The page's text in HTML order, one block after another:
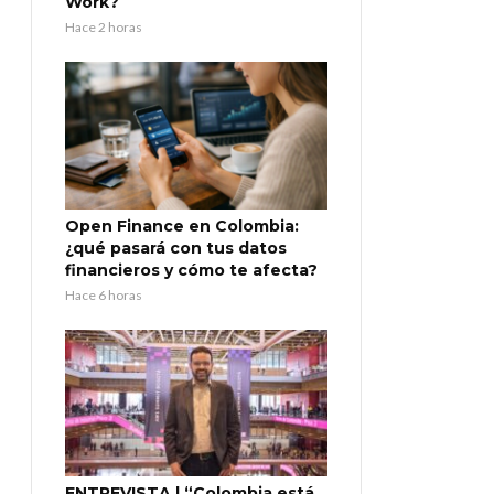
Hace 2 horas
Open Finance en Colombia:
¿qué pasará con tus datos
financieros y cómo te afecta?
Hace 6 horas